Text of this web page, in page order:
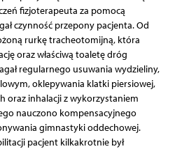
fizjoterapeuta za pomocą
czynność przepony pacjenta. Od
rurkę tracheotomijną, która
oraz właściwą toaletę dróg
regularnego usuwania wydzieliny,
oklepywania klatki piersiowej,
oraz inhalacji z wykorzystaniem
nauczono kompensacyjnego
gimnastyki oddechowej.
pacjent kilkakrotnie był